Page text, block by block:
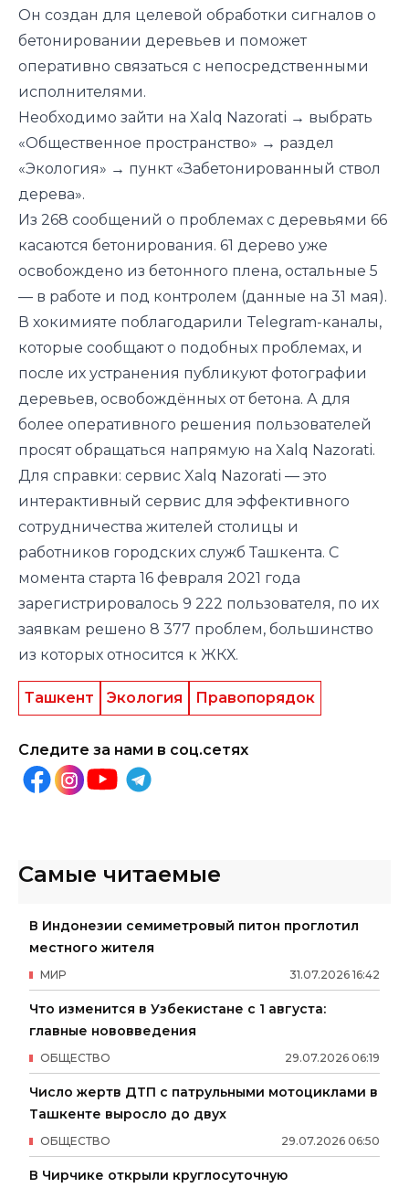
Он создан для целевой обработки сигналов о
бетонировании деревьев и поможет
оперативно связаться с непосредственными
исполнителями.
Необходимо зайти на Xalq Nazorati → выбрать
«Общественное пространство» → раздел
«Экология» → пункт «Забетонированный ствол
дерева».
Из 268 сообщений о проблемах с деревьями 66
касаются бетонирования. 61 дерево уже
освобождено из бетонного плена, остальные 5
— в работе и под контролем (данные на 31 мая).
В хокимияте поблагодарили Telegram-каналы,
которые сообщают о подобных проблемах, и
после их устранения публикуют фотографии
деревьев, освобождённых от бетона. А для
более оперативного решения пользователей
просят обращаться напрямую на Xalq Nazorati.
Для справки: сервис Xalq Nazorati — это
интерактивный сервис для эффективного
сотрудничества жителей столицы и
работников городских служб Ташкента. С
момента старта 16 февраля 2021 года
зарегистрировалось 9 222 пользователя, по их
заявкам решено 8 377 проблем, большинство
из которых относится к ЖКХ.
Ташкент Экология Правопорядок
Следите за нами в соц.сетях
Самые читаемые
В Индонезии семиметровый питон проглотил
местного жителя
31.07.2026 16:42
МИР
Что изменится в Узбекистане с 1 августа:
главные нововведения
29.07.2026 06:19
ОБЩЕСТВО
Число жертв ДТП с патрульными мотоциклами в
Ташкенте выросло до двух
29.07.2026 06:50
ОБЩЕСТВО
В Чирчике открыли круглосуточную